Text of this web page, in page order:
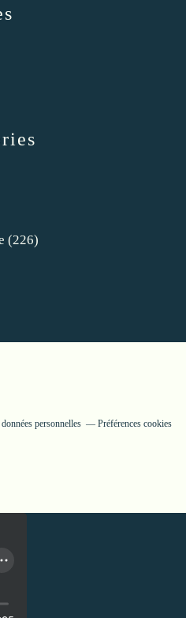
(226)
personnelles Préférences cookies